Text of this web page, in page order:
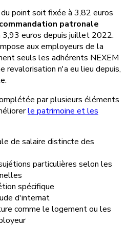
point soit fixée à 3,82 euros
patronale
euros depuis juillet 2022.
aux employeurs de la
seuls les adhérents NEXEM
revalorisation n'a eu lieu depuis,
par plusieurs éléments
le patrimoine et les
de salaire distincte des
particulières selon les
spécifique
d'internat
comme le logement ou les